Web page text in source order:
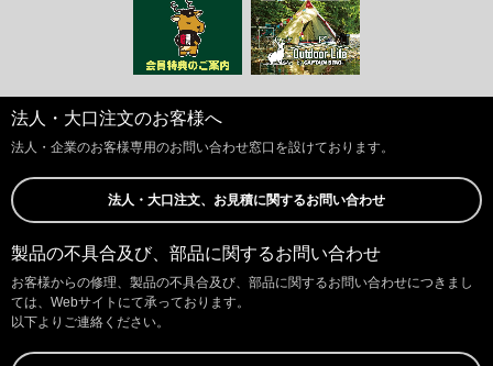
法人・大口注文のお客様へ
法人・企業のお客様専用のお問い合わせ窓口を設けております。
法人・大口注文、お見積に関するお問い合わせ
製品の不具合及び、部品に関するお問い合わせ
お客様からの修理、製品の不具合及び、部品に関するお問い合わせにつきまし
ては、Webサイトにて承っております。
以下よりご連絡ください。